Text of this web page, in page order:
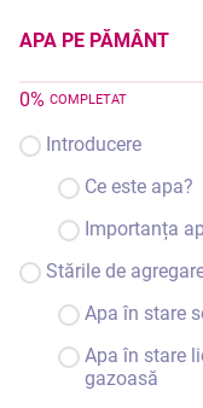
APA PE PĂMÂNT
0% COMPLETAT
Introducere
Ce este apa?
Importanța
Stările de
Apa în stare
Apa în stare
gazoasă
APA PE PĂMÂNT